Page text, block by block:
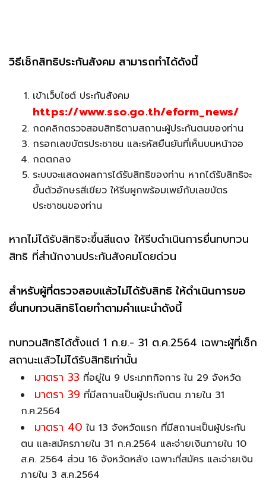
วิธีเช็กสิทธิประกันสังคม สามารถทำได้ดังนี้
เข้าเว็บไซต์ ประกันสังคม
https://www.sso.go.th/eform_news/
กดคลิกตรวจสอบสิทธิตามสถานะผู้ประกันตนของท่าน
กรอกเลขบัตรประชาชน และรหัสยืนยันที่เห็นบนหน้าจอ
กดตกลง
ระบบจะแสดงผลการได้รับสิทธิของท่าน หากได้รับสิทธิจะ
ขึ้นตัวอักษรสีเขียว ให้รีบผูกพร้อมเพย์กับเลขบัตร
ประชาชนของท่าน
หากไม่ได้รับสิทธิจะขึ้นสีแดง ให้รีบดำเนินการยื่นทบทวน
สิทธิ ที่สำนักงานประกันสังคมโดยด่วน
สำหรับผู้ที่ตรวจสอบแล้วไม่ได้รับสิทธิ ให้ดำเนินการขอ
ยื่นทบทวนสิทธิโดยทำตามคำแนะนำดังนี้
ทบทวนสิทธิได้ตั้งแต่ 1 ก.ย.- 31 ต.ค.2564 เฉพาะผู้ที่เช็ก
สถานะแล้วไม่ได้รับสิทธิเท่านั้น
มาตรา 33 ที่อยู่ใน 9 ประเภทกิจการ ใน 29 จังหวัด
มาตรา 39 ที่มีสถานะเป็นผู้ประกันตน ภายใน 31
ก.ค.2564
มาตรา 40 ใน 13 จังหวัดแรก ที่มีสถานะเป็นผู้ประกัน
ตน และสมัครภายใน 31 ก.ค.2564 และจ่ายเงินภายใน 10
ส.ค. 2564 ส่วน 16 จังหวัดหลัง เฉพาะที่สมัคร และจ่ายเงิน
ภายใน 3 ส.ค.2564